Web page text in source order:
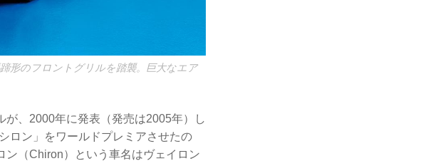
形のフロントグリルを踏襲。巨大なエア
、2000年に発表（発売は2005年）し
ロン」をワールドプレミアさせたの
ン（Chiron）という車名はヴェイロン